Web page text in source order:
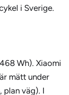
i Sverige.
Wh). Xiaomi
mätt under
plan väg). I